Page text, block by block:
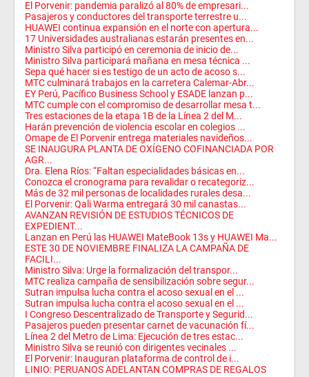
El Porvenir: pandemia paralizó al 80% de empresari...
Pasajeros y conductores del transporte terrestre u...
HUAWEI continua expansión en el norte con apertura...
17 Universidades australianas estarán presentes en...
Ministro Silva participó en ceremonia de inicio de...
Ministro Silva participará mañana en mesa técnica ...
Sepa qué hacer si es testigo de un acto de acoso s...
MTC culminará trabajos en la carretera Calemar-Abr...
EY Perú, Pacífico Business School y ESADE lanzan p...
MTC cumple con el compromiso de desarrollar mesa t...
Tres estaciones de la etapa 1B de la Línea 2 del M...
Harán prevención de violencia escolar en colegios ...
Omape de El Porvenir entrega materiales navideños...
SE INAUGURA PLANTA DE OXÍGENO COFINANCIADA POR
AGR...
Dra. Elena Ríos: “Faltan especialidades básicas en...
Conozca el cronograma para revalidar o recategoriz...
Más de 32 mil personas de localidades rurales desa...
El Porvenir: Qali Warma entregará 30 mil canastas...
AVANZAN REVISIÓN DE ESTUDIOS TÉCNICOS DE
EXPEDIENT...
Lanzan en Perú las HUAWEI MateBook 13s y HUAWEI Ma...
ESTE 30 DE NOVIEMBRE FINALIZA LA CAMPAÑA DE
FACILI...
Ministro Silva: Urge la formalización del transpor...
MTC realiza campaña de sensibilización sobre segur...
Sutran impulsa lucha contra el acoso sexual en el ...
Sutran impulsa lucha contra el acoso sexual en el ...
I Congreso Descentralizado de Transporte y Segurid...
Pasajeros pueden presentar carnet de vacunación fí...
Línea 2 del Metro de Lima: Ejecución de tres estac...
Ministro Silva se reunió con dirigentes vecinales ...
El Porvenir: Inauguran plataforma de control de i...
LINIO: PERUANOS ADELANTAN COMPRAS DE REGALOS